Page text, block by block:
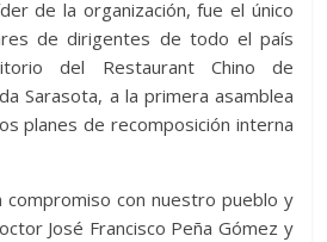
de la organización, fue el único
de dirigentes de todo el país
del Restaurant Chino de
Sarasota, a la primera asamblea
planes de recomposición interna
con nuestro pueblo y
José Francisco Peña Gómez y